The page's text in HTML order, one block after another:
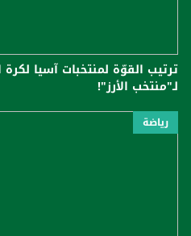
ترتيب القوّة لمنتخبات آسيا
لـ"منتخب الأرز"!
رياضة